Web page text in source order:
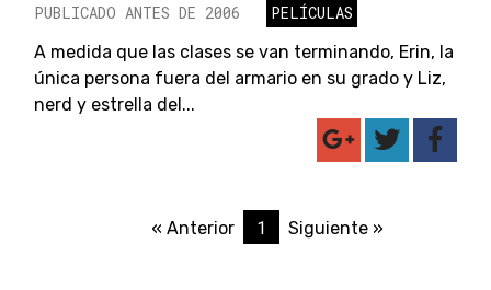
PUBLICADO ANTES DE 2006
PELÍCULAS
A medida que las clases se van terminando, Erin, la
única persona fuera del armario en su grado y Liz,
nerd y estrella del...
« Anterior 1 Siguiente »